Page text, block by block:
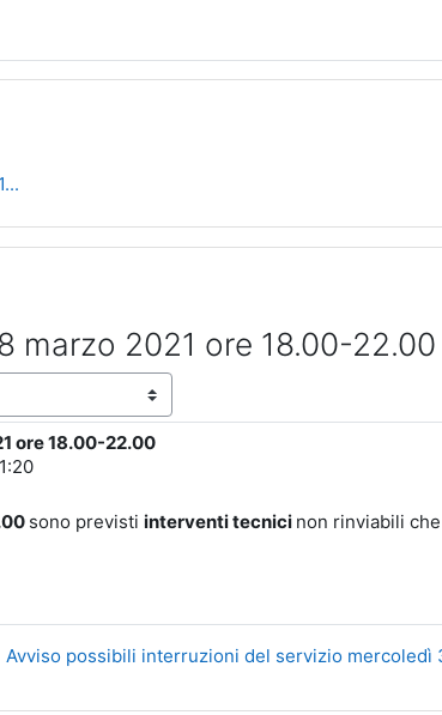
marzo 2021 ore 18.00-22.00
ore 18.00-22.00
sono previsti interventi tecnici non rinviabili che
Avviso possibili interruzioni del servizio mercoledì